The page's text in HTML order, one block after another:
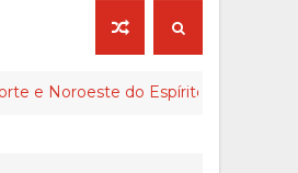
do Espírito Santo